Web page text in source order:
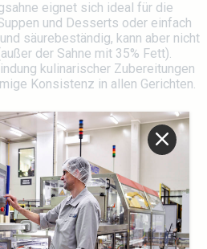
eignet sich ideal für die
und Desserts oder einfach
säurebeständig, kann aber nicht
der Sahne mit 35% Fett).
kulinarischer Zubereitungen
Konsistenz in allen Gerichten.
100% luxemburgische
Milch